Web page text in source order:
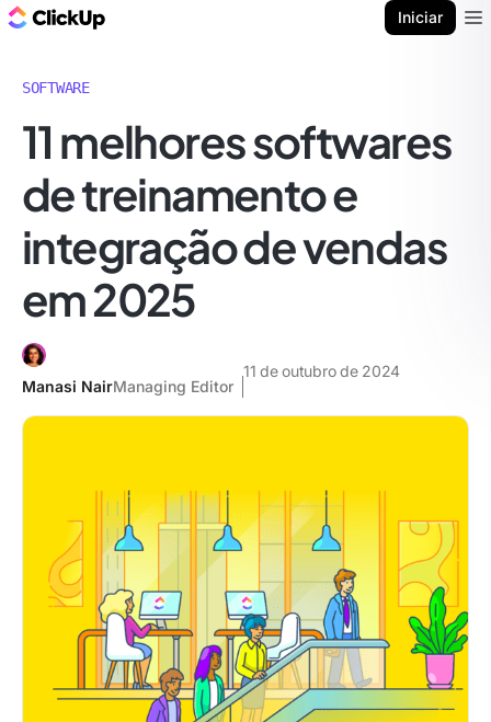
Iniciar
SOFTWARE
11 melhores softwares
de treinamento e
integração de vendas
em 2025
Manasi NairManaging Editor
11 de outubro de 2024